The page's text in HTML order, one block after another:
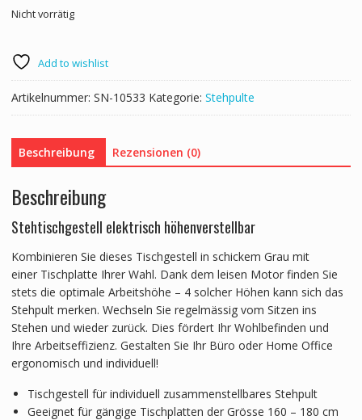
Nicht vorrätig
Add to wishlist
Artikelnummer: SN-10533 Kategorie: Stehpulte
Beschreibung Rezensionen (0)
Beschreibung
Stehtischgestell elektrisch höhenverstellbar
Kombinieren Sie dieses Tischgestell in schickem Grau mit
einer Tischplatte Ihrer Wahl. Dank dem leisen Motor finden Sie
stets die optimale Arbeitshöhe – 4 solcher Höhen kann sich das
Stehpult merken. Wechseln Sie regelmässig vom Sitzen ins
Stehen und wieder zurück. Dies fördert Ihr Wohlbefinden und
Ihre Arbeitseffizienz. Gestalten Sie Ihr Büro oder Home Office
ergonomisch und individuell!
Tischgestell für individuell zusammenstellbares Stehpult
Geeignet für gängige Tischplatten der Grösse 160 – 180 cm